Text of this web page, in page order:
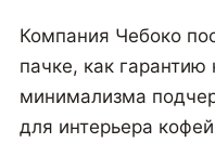
Компания Чебоко
пачке, как гарантию
минимализма
для интерьера